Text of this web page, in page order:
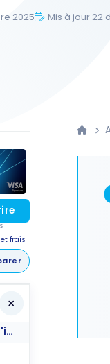
2025 Mis à jour 22
frais
Wi-Fi gratuit : Une première dans l'industrie pour les appareils Q400